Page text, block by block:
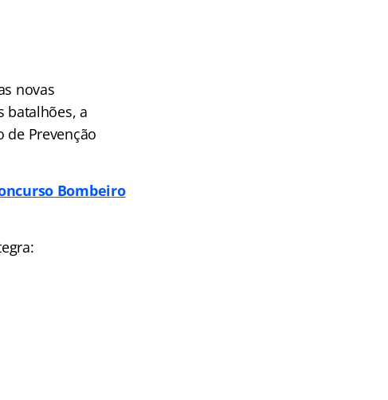
novas
batalhões, a
de Prevenção
Bombeiro